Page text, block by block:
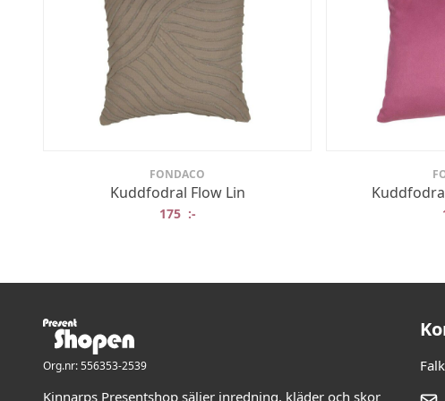
FONDACO
Kuddfodral Flow Lin
175 :-
Org.nr: 556353-2539
Kinnarps Presentshop säljer inredning, kläder och skor